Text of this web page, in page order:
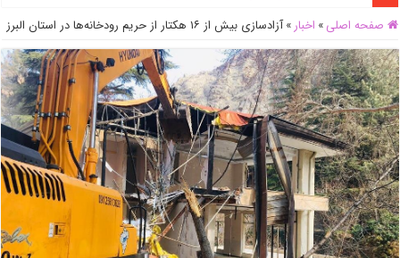
صفحه اصلی » اخبار » آزادسازی بیش از ۱۶ هکتار از حریم رودخانه‌ها در استان البرز